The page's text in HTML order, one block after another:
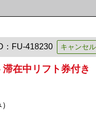
：FU-418230 キャンセ
在中リフト券付